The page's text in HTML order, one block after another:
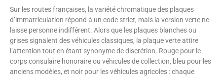
Sur les routes françaises, la variété chromatique des plaques
d’immatriculation répond à un code strict, mais la version verte ne
laisse personne indifférent. Alors que les plaques blanches ou
grises signalent des véhicules classiques, la plaque verte attire
l’attention tout en étant synonyme de discrétion. Rouge pour le
corps consulaire honoraire ou véhicules de collection, bleu pour les
anciens modèles, et noir pour les véhicules agricoles : chaque